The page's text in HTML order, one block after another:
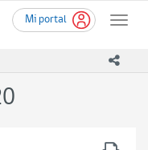
Mi portal
Toggle